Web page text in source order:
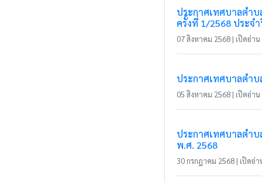
ประกาศเทศบาลตำบ
ครั้งที่ 1/2568 ประจ
07 สิงหาคม 2568 | เปิดอ่าน
ประกาศเทศบาลตำ
05 สิงหาคม 2568 | เปิดอ่าน
ประกาศเทศบาลตำ
พ.ศ. 2568
30 กรกฎาคม 2568 | เปิดอ่า